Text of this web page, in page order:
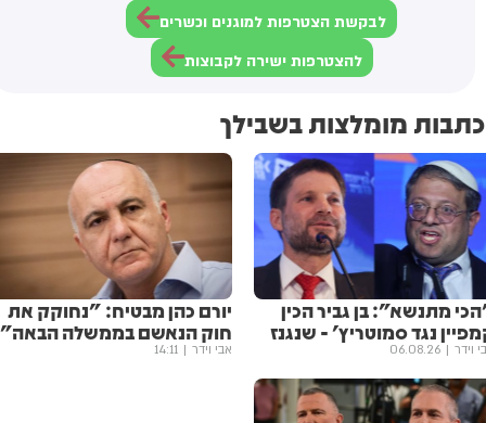
לבקשת הצטרפות למוגנים וכשרים
להצטרפות ישירה לקבוצות
כתבות מומלצות בשבילך
מתנשא": בן גביר הכין
נגד סמוטריץ' - שנגנז
וידר 06.08.26
יורם כהן מבטיח: "נחוקק את
חוק הנאשם בממשלה הבאה"
אבי וידר 14:11